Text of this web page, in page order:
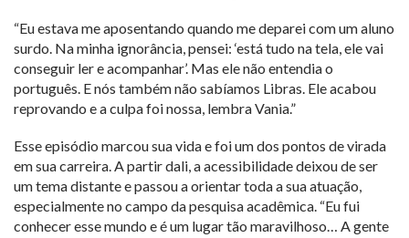
“Eu estava me aposentando quando me deparei com um aluno
surdo. Na minha ignorância, pensei: ‘está tudo na tela, ele vai
conseguir ler e acompanhar’. Mas ele não entendia o
português. E nós também não sabíamos Libras. Ele acabou
reprovando e a culpa foi nossa, lembra Vania.”
Esse episódio marcou sua vida e foi um dos pontos de virada
em sua carreira. A partir dali, a acessibilidade deixou de ser
um tema distante e passou a orientar toda a sua atuação,
especialmente no campo da pesquisa acadêmica. “Eu fui
conhecer esse mundo e é um lugar tão maravilhoso… A gente